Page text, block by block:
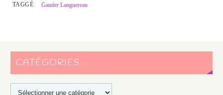
TAGGÉ Gautier Languereau
CATÉGORIES